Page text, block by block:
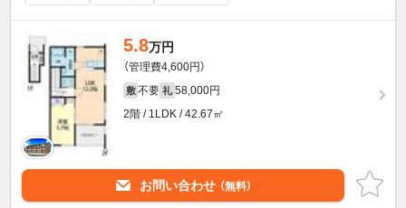
5.8万円
（管理費4,600円）
敷 不要 礼 58,000円
2階 / 1LDK / 42.67㎡
お問い合わせ （無料）